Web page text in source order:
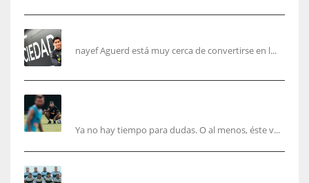
nayef Aguerd está muy cerca de convertirse en l...
Ya no hay tiempo para dudas. O al menos, éste v...